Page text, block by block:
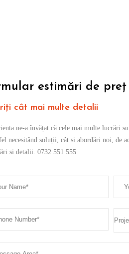
estimări de preț
cât mai multe detalii
ne-a învățat că cele mai multe lucrări
necesitând soluții, cât si abordări noi, de
si detalii. 0732 551 555